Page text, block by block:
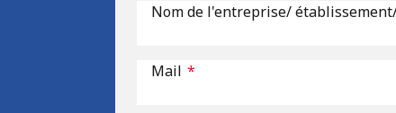
Nom de l'entreprise/
Mail *